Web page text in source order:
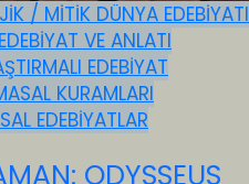
/ MİTİK DÜNYA EDEBİYATI
EDEBİYAT VE ANLATI
EDEBİYAT
KURAMLARI
EDEBİYATLAR
ODYSSEUS